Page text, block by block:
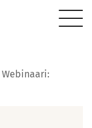
Webinaari: